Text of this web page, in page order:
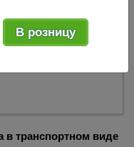
в транспортном виде
В розницу